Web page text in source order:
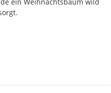
ein Weihnachtsbaum wild